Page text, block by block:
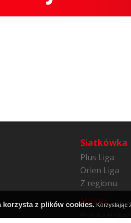
Siatkówka
Plus Liga
Orlen Liga
Z regionu
Hokej
Polska Hokej
korzysta z plików cookies. Korzystając